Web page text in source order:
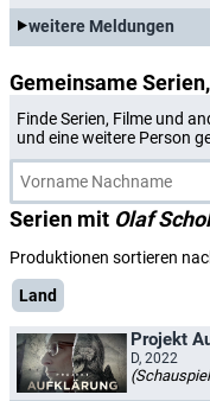
weitere Meldungen
Gemeinsame
Finde Serien, Filme und
und eine weitere Person
Serien mit Olaf
Produktionen sortieren
Land
Projekt
D, 2022